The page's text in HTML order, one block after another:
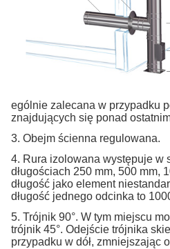
ególnie zalecana w przypadku
znajdujących się ponad
3. Obejm ścienna regulowana.
4. Rura izolowana występuje w
długościach 250 mm, 500 mm,
długość jako element
długość jednego odcinka to
5. Trójnik 90°. W tym miejscu
trójnik 45°. Odejście trójnika
przypadku w dół, zmniejszając